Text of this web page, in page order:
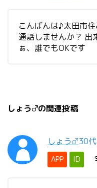
こんばんは♪太田市
通話しませんか？ 出
ぁ、誰でもOKです
しょう♂の関連投稿
しょう♂30代
APP ID